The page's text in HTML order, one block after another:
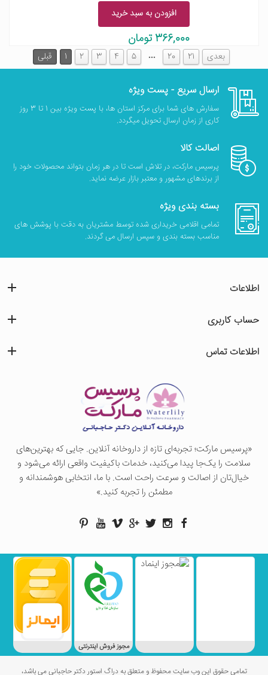
افزودن به سبد خرید
366,000 تومان
قبلی 1 2 3 4 5 … 20 21 بعدی
ارسال سریع - پست ویژه
سفارش های شما برای مرکز استان ها، با پست ویژه بین 1 تا 3 روز
کاری از زمان ارسال تحویل میگردد.
اصالت کالا
پرسیس مارکت، در تلاش است تا در هر زمان بتواند محصولات خود را
از برندهای مشهور و معتبر بازار عرضه نماید.
بسته بندی ویژه
تمامی اقلامی خریداری شده توسط مشتریان به دقت با پوشش های
مناسب بسته بندی و سپس ارسال می گردند.
«پرسيس ماركت؛ تجربه‌ای تازه از داروخانه آنلاین. جایی که بهترین‌های
سلامت را یک‌جا پیدا می‌کنید، خدمات باکیفیت واقعی ارائه می‌شود و
خیال‌تان از اصالت و سرعت راحت است. با ما، انتخابی هوشمندانه و
مطمئن را تجربه کنید.»
اطلاعات
حساب کاربری
اطلاعات تماس
مجوز فروش اینترنتی
تمامی حقوق این وب سایت محفوظ و متعلق به دراگ استور دکتر حاجبانی می باشد،